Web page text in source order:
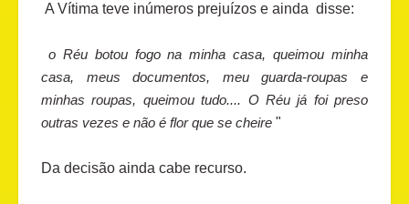
A Vítima teve inúmeros prejuízos e ainda disse:
o Réu botou fogo na minha casa, queimou minha
casa, meus documentos, meu guarda-roupas e
minhas roupas, queimou tudo.... O Réu já foi preso
outras vezes e não é flor que se cheire "
Da decisão ainda cabe recurso.